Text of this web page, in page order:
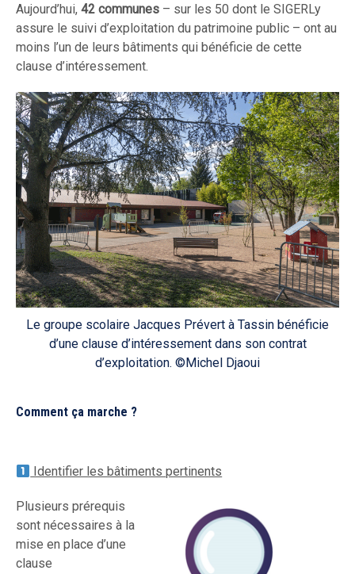
Aujourd’hui, 42 communes – sur les 50 dont le SIGERLy
assure le suivi d’exploitation du patrimoine public – ont au
moins l’un de leurs bâtiments qui bénéficie de cette
clause d’intéressement.
Le groupe scolaire Jacques Prévert à Tassin bénéficie
d’une clause d’intéressement dans son contrat
d’exploitation. ©Michel Djaoui
Comment ça marche ?
Identifier les bâtiments pertinents
Plusieurs prérequis
sont nécessaires à la
mise en place d’une
clause